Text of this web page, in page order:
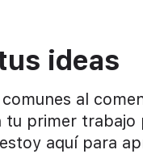
ideas
al
primer trabajo
aquí para